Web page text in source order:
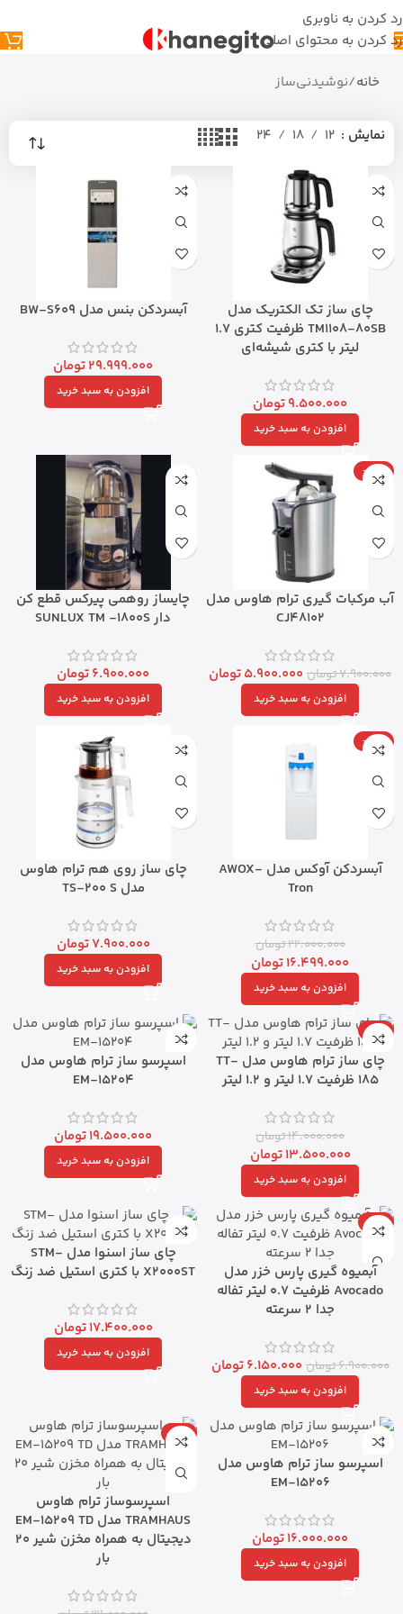
رد کردن به ناوبری
رد کردن به محتوای اصلی
خانه نوشیدنی‌ساز
نمایش 12
18
24
چای ساز تک الکتریک مدل
TM1108-80SB ظرفیت کتری ۱.۷
لیتر با کتری شیشه‌ای
9.500.000تومان
افزودن به سبد خرید
آبسردکن بنس مدل BW-S609
29.999.000تومان
افزودن به سبد خرید
-25%
آب مرکبات گیری ترام هاوس مدل
CJ48102
7.900.000تومان 5.900.000تومان
افزودن به سبد خرید
چایساز روهمی پیرکس قطع کن
دار SUNLUX TM -1800S
6.900.000تومان
افزودن به سبد خرید
-25%
آبسردکن آوکس مدل AWOX-
Tron
22.000.000تومان
16.499.000تومان
افزودن به سبد خرید
چای ساز روی هم ترام هاوس
مدل TS-200 S
7.900.000تومان
افزودن به سبد خرید
-4%
چای ساز ترام هاوس مدل TT-
185 ظرفیت ۱.۷ لیتر و ۱.۲ لیتر
14.000.000تومان
13.500.000تومان
افزودن به سبد خرید
اسپرسو ساز ترام هاوس مدل
EM-15204
19.500.000تومان
افزودن به سبد خرید
-11%
آبمیوه گیری پارس خزر مدل
Avocado ظرفیت ۰.۷ لیتر تفاله
جدا ۲ سرعته
6.900.000تومان 6.150.000تومان
افزودن به سبد خرید
چای ساز اسنوا مدل STM-
X2000ST با کتری استیل ضد زنگ
17.400.000تومان
افزودن به سبد خرید
اسپرسو ساز ترام هاوس مدل
EM-15206
16.000.000تومان
افزودن به سبد خرید
-8%
اسپرسوساز ترام هاوس
TRAMHAUS مدل EM-15209 TD
دیجیتال به همراه مخزن شیر 20
بار